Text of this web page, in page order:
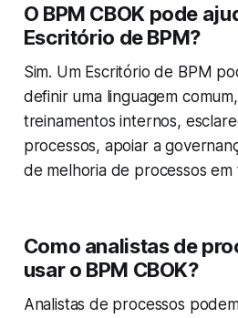
O BPM CBOK pode
Escritório de BPM?
Sim. Um Escritório de BPM
definir uma linguagem
treinamentos internos,
processos, apoiar a
de melhoria de processos em
Como analistas de
usar o BPM CBOK?
Analistas de processos